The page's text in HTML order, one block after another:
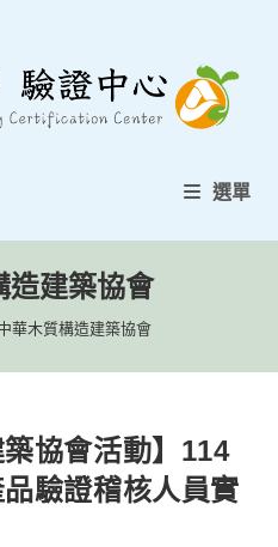
選單
造建築協會
華木質構造建築協會
築協會活動】114
驗證稽核人員實